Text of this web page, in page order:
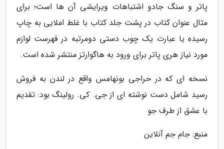
پاتر و سنگ جادو اشتباهات ویرایشی آن ها است؛ برای
مثال عنوان کتاب در پشت جلد کتاب با غلط املایی به چاپ
رسیده یا عبارت یک چوب دستی دومرتبه در فهرست لوازم
مورد نیاز هری پاتر برای ورود به هاگوارتز منتشر شده است.
نسخه ای که در حراجی بونهامس واقع در لندن به فروش
رسید شامل دست نوشته ای از جی. کی. رولینگ بود: تقدیم
با عشق از طرف جو
منبع: جام جم آنلاین